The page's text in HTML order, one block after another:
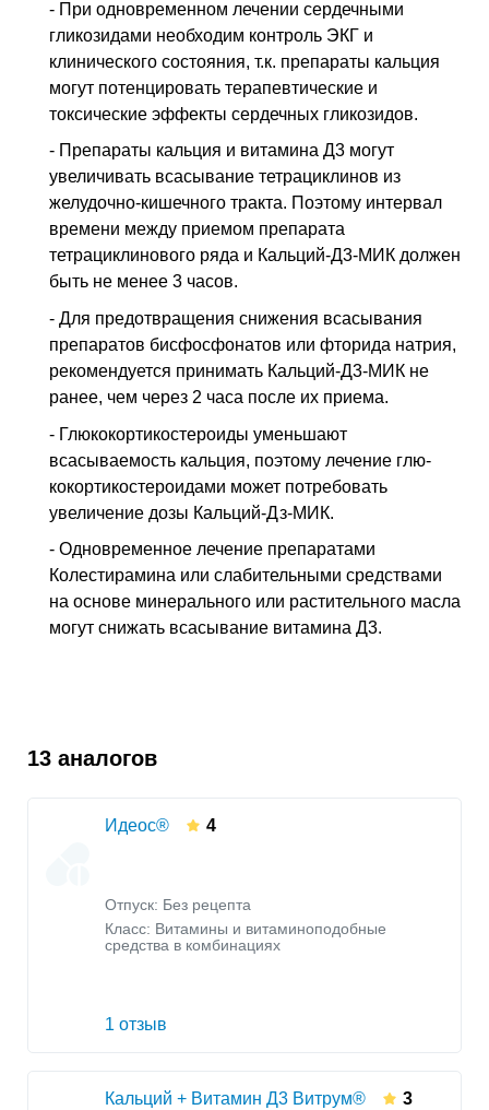
- При одновременном лечении сердечными
гликозидами необходим контроль ЭКГ и
клинического состояния, т.к. препараты кальция
могут потенцировать терапевтические и
токсические эффекты сердечных гликозидов.
- Препараты кальция и витамина Д3 могут
увеличивать всасывание тетрациклинов из
желудочно-кишечного тракта. Поэтому интервал
времени между приемом препарата
тетрациклинового ряда и Кальций-Д3-МИК должен
быть не менее 3 часов.
- Для предотвращения снижения всасывания
препаратов бисфосфонатов или фторида натрия,
рекомендуется принимать Кальций-Д3-МИК не
ранее, чем через 2 часа после их приема.
- Глюкокортикостероиды уменьшают
всасываемость кальция, поэтому лечение глю­
кокортикостероидами может потребовать
увеличение дозы Кальций-Дз-МИК.
- Одновременное лечение препаратами
Колестирамина или слабительными средства­ми
на основе минерального или растительного масла
могут снижать всасывание вита­мина Д3.
13 аналогов
Идеос® 4
Отпуск: Без рецепта
Класс: Витамины и витаминоподобные
средства в комбинациях
1 отзыв
Кальций + Витамин Д3 Витрум® 3